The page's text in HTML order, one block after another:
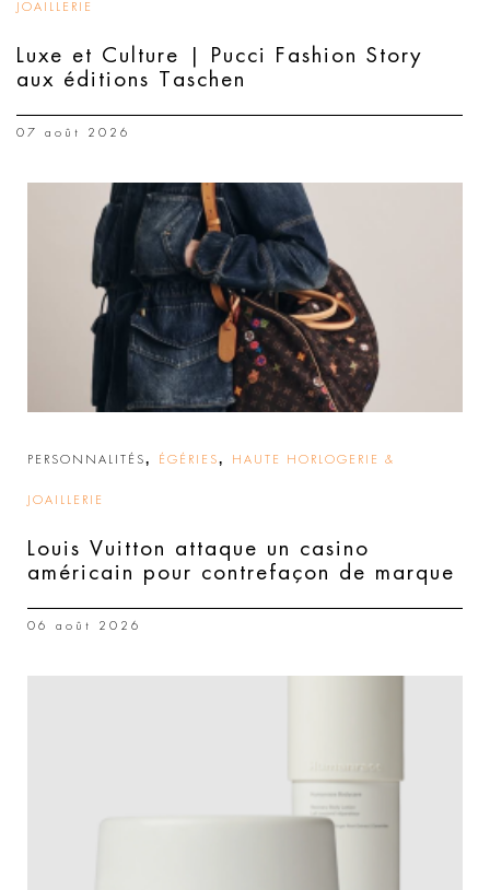
JOAILLERIE
Luxe et Culture | Pucci Fashion Story
aux éditions Taschen
07 août 2026
PERSONNALITÉS, ÉGÉRIES, HAUTE HORLOGERIE &
JOAILLERIE
Louis Vuitton attaque un casino
américain pour contrefaçon de marque
06 août 2026